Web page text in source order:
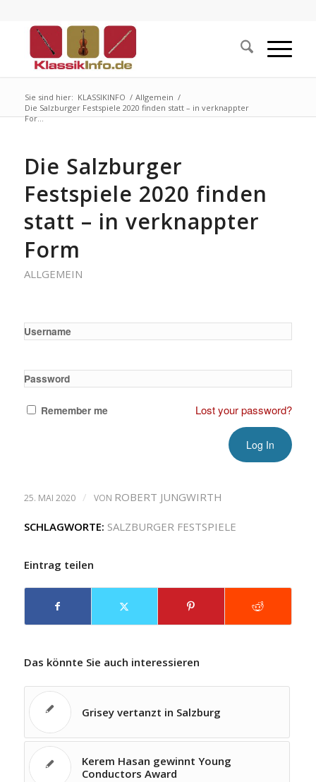
Sie sind hier: KLASSIKINFO / Allgemein /
Die Salzburger Festspiele 2020 finden statt – in verknappter
For...
Die Salzburger
Festspiele 2020 finden
statt – in verknappter
Form
ALLGEMEIN
Username
Password
Remember me Lost your password?
25. MAI 2020 / VON ROBERT JUNGWIRTH
SCHLAGWORTE: SALZBURGER FESTSPIELE
Eintrag teilen
Das könnte Sie auch interessieren
Grisey vertanzt in Salzburg
Kerem Hasan gewinnt Young
Conductors Award